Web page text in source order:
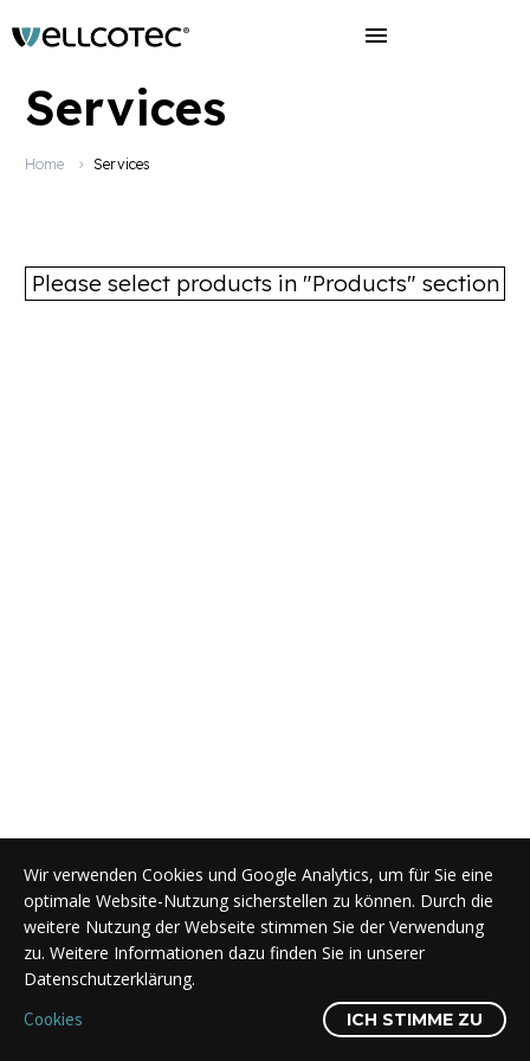
Services
Home Services
Please select products in "Products" section
Wir verwenden Cookies und Google Analytics, um für Sie eine
optimale Website-Nutzung sicherstellen zu können. Durch die
weitere Nutzung der Webseite stimmen Sie der Verwendung
zu. Weitere Informationen dazu finden Sie in unserer
Datenschutzerklärung.
Cookies
ICH STIMME ZU